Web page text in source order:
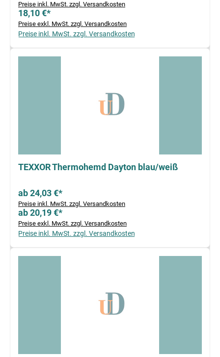
Preise inkl. MwSt. zzgl. Versandkosten
18,10 €*
Preise exkl. MwSt. zzgl. Versandkosten
Preise inkl. MwSt. zzgl. Versandkosten
TEXXOR Thermohemd Dayton blau/weiß
ab 24,03 €*
Preise inkl. MwSt. zzgl. Versandkosten
ab 20,19 €*
Preise exkl. MwSt. zzgl. Versandkosten
Preise inkl. MwSt. zzgl. Versandkosten